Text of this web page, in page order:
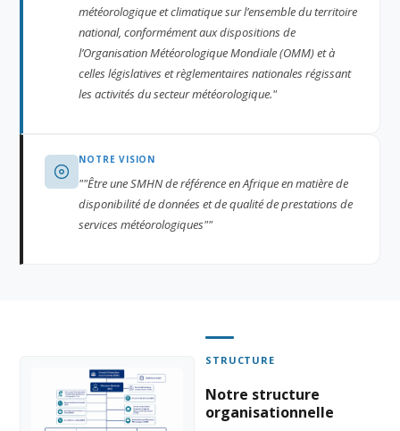
météorologique et climatique sur l’ensemble du territoire
national, conformément aux dispositions de
l’Organisation Météorologique Mondiale (OMM) et à
celles législatives et règlementaires nationales régissant
les activités du secteur météorologique."
NOTRE VISION
""Être une SMHN de référence en Afrique en matière de
disponibilité de données et de qualité de prestations de
services météorologiques""
STRUCTURE
Notre structure
organisationnelle